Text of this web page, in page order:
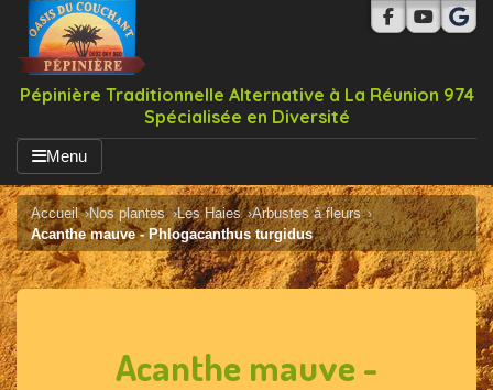
Pépinière Traditionnelle Alternative à La Réunion 974
Spécialisée en Diversité
Menu
Accueil Nos plantes Les Haies
Arbustes à fleurs
Acanthe mauve - Phlogacanthus turgidus
Acanthe mauve -